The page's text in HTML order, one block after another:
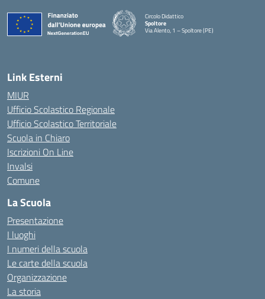
Circolo Didattico
Spoltore
Via Alento, 1 – Spoltore (PE)
— Visita la pagina iniziale della scuola
Link Esterni
MIUR
Ufficio Scolastico Regionale
Ufficio Scolastico Territoriale
Scuola in Chiaro
Iscrizioni On Line
Invalsi
Comune
La Scuola
Presentazione
I luoghi
I numeri della scuola
Le carte della scuola
Organizzazione
La storia